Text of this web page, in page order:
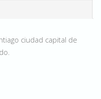
ciudad capital de